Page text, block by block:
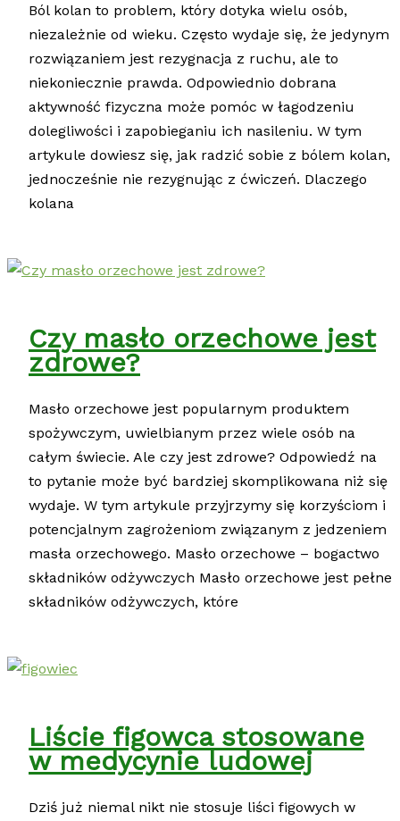
Ból kolan to problem, który dotyka wielu osób,
niezależnie od wieku. Często wydaje się, że jedynym
rozwiązaniem jest rezygnacja z ruchu, ale to
niekoniecznie prawda. Odpowiednio dobrana
aktywność fizyczna może pomóc w łagodzeniu
dolegliwości i zapobieganiu ich nasileniu. W tym
artykule dowiesz się, jak radzić sobie z bólem kolan,
jednocześnie nie rezygnując z ćwiczeń. Dlaczego
kolana
Czy masło orzechowe jest
zdrowe?
Masło orzechowe jest popularnym produktem
spożywczym, uwielbianym przez wiele osób na
całym świecie. Ale czy jest zdrowe? Odpowiedź na
to pytanie może być bardziej skomplikowana niż się
wydaje. W tym artykule przyjrzymy się korzyściom i
potencjalnym zagrożeniom związanym z jedzeniem
masła orzechowego. Masło orzechowe – bogactwo
składników odżywczych Masło orzechowe jest pełne
składników odżywczych, które
Liście figowca stosowane
w medycynie ludowej
Dziś już niemal nikt nie stosuje liści figowych w